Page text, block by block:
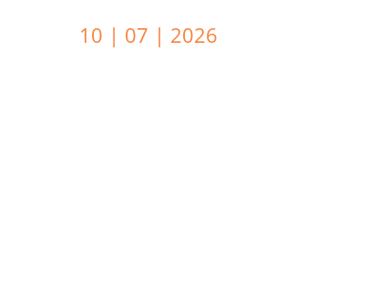
10 | 07 | 2026